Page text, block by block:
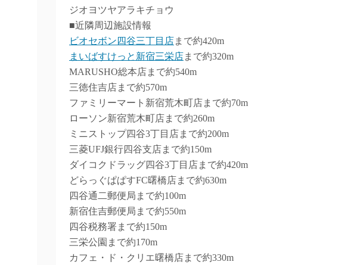
ジオヨツヤアラキチョウ
■近隣周辺施設情報
ビオセボン四谷三丁目店まで約420m
まいばすけっと新宿三栄店まで約320m
MARUSHO総本店まで約540m
三徳住吉店まで約570m
ファミリーマート新宿荒木町店まで約70m
ローソン新宿荒木町店まで約260m
ミニストップ四谷3丁目店まで約200m
三菱UFJ銀行四谷支店まで約150m
ダイコクドラッグ四谷3丁目店まで約420m
どらっぐぱぱすFC曙橋店まで約630m
四谷通二郵便局まで約100m
新宿住吉郵便局まで約550m
四谷税務署まで約150m
三栄公園まで約170m
カフェ・ド・クリエ曙橋店まで約330m